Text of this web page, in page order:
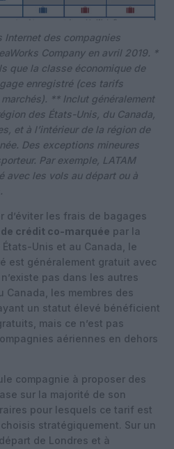
Internet des compagnies
Company en avril 2019. *
que la classe économique de
enregistré (ces tarifs
** Inclut généralement
des États-Unis, du Canada,
et à l’intérieur de la région de
Des exceptions mineures
Par exemple, LATAM
avec les vols au départ ou à
d’éviter les frais de bagages
crédit co-marquée par la
Unis et au Canada, le
est généralement gratuit avec
pas dans les autres
Canada, les membres des
un statut élevé bénéficient
mais ce n’est pas
aériennes en dehors
compagnie à proposer des
sur la majorité de son
pour lesquels ce tarif est
stratégiquement. Sur un
de Londres et à